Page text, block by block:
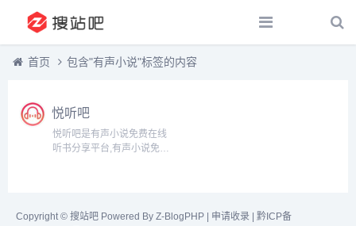
首页 包含"有声小说"标签的内容
悦听吧
悦听吧是有声小说免费在线
听书分享平台,有声小说免费
Copyright © 搜站吧 Powered By Z-BlogPHP | 申请收录
黔ICP备